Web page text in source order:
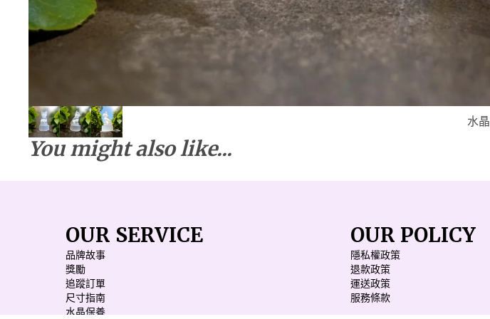
水晶
You might also like...
OUR SERVICE
品牌故事
獎勵
追蹤訂單
尺寸指南
水晶保養
OUR POLICY
隱私權政策
退款政策
運送政策
服務條款